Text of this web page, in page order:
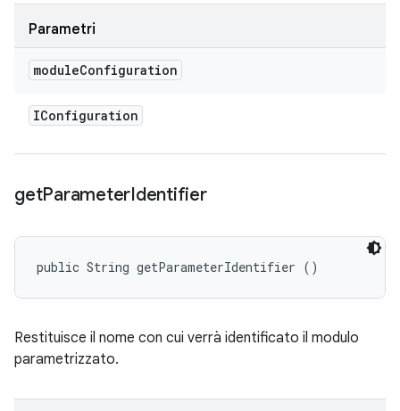
Parametri
moduleConfiguration
IConfiguration
getParameterIdentifier
public String getParameterIdentifier ()
Restituisce il nome con cui verrà identificato il modulo
parametrizzato.